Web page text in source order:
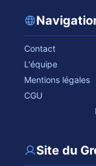
Contact
L'équipe
Mentions légales
CGU
Site du